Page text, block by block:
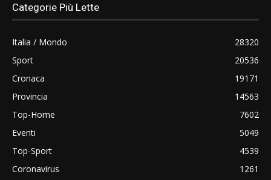
Categorie Più Lette
Italia / Mondo
28320
Sport
20536
Cronaca
19171
Provincia
14563
Top-Home
7602
Eventi
5049
Top-Sport
4539
Coronavirus
1261